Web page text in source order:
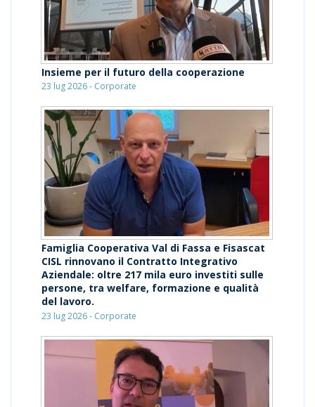
Insieme per il futuro della cooperazione
23 lug 2026 - Corporate
Famiglia Cooperativa Val di Fassa e Fisascat
CISL rinnovano il Contratto Integrativo
Aziendale: oltre 217 mila euro investiti sulle
persone, tra welfare, formazione e qualità
del lavoro.
23 lug 2026 - Corporate